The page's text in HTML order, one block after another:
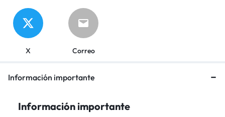
X Correo
Información importante
Información importante